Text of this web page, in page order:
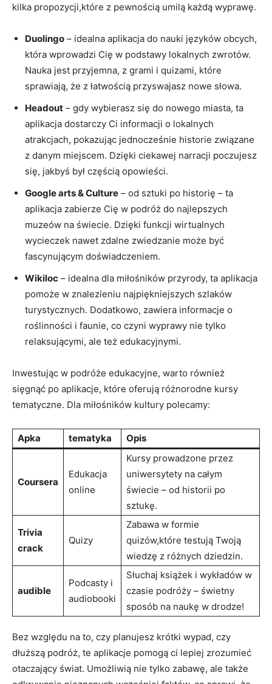
kilka propozycji,które z pewnością ⁣umilą każdą wyprawę.
Duolingo – idealna aplikacja do⁢ nauki języków ⁢obcych,
która ​wprowadzi Cię w podstawy lokalnych zwrotów.
Nauka jest przyjemna, ⁣z grami i⁤ quizami, które
sprawiają, że⁤ z łatwością ⁢przyswajasz nowe‌ słowa.
Headout – gdy wybierasz się do nowego miasta, ta
⁤aplikacja dostarczy ⁣Ci informacji o lokalnych⁤
atrakcjach, ⁢pokazując jednocześnie historie związane
z danym miejscem. Dzięki ciekawej narracji poczujesz​
się,⁤ jakbyś był częścią‌ opowieści.
Google arts & Culture –​ od sztuki‍ po⁤ historię – ‍ta
aplikacja zabierze Cię w ​podróż‍ do najlepszych
muzeów na świecie. ‌Dzięki⁢ funkcji wirtualnych‍
wycieczek nawet zdalne zwiedzanie może być
fascynującym ‍doświadczeniem.
Wikiloc – idealna‍ dla miłośników przyrody, ta aplikacja ​
pomoże‌ w​ znalezieniu najpiękniejszych​ szlaków
turystycznych. Dodatkowo, zawiera informacje o
roślinności⁢ i ⁢faunie, co czyni⁣ wyprawy nie tylko
⁤relaksującymi, ​ale też edukacyjnymi.
Inwestując w podróże edukacyjne, warto również
sięgnąć ⁢po aplikacje, które oferują różnorodne kursy⁤
tematyczne. Dla miłośników kultury polecamy:
Apka tematyka Opis
Coursera
Edukacja
online
Kursy⁢ prowadzone przez
uniwersytety ⁤na​ całym
świecie – od historii po
sztukę.
Trivia
crack
Quizy
Zabawa w ⁢formie
quizów,które testują‍ Twoją
wiedzę z różnych dziedzin.
audible
Podcasty i
audiobooki
Słuchaj książek⁢ i wykładów w
czasie podróży –⁤ świetny
⁤sposób ⁢na naukę w drodze!
Bez względu na to, czy ​planujesz krótki wypad, czy
dłuższą podróż, ‌te aplikacje pomogą ci​ lepiej zrozumieć
otaczający świat. Umożliwią ⁤nie tylko zabawę,‍ ale⁢ także⁢